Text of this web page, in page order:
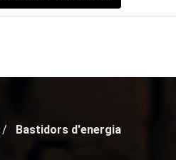
Bastidors d'energia